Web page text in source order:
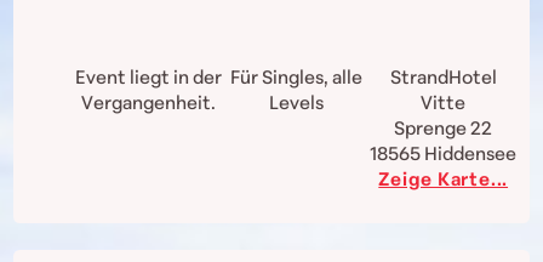
Event liegt in der
Vergangenheit.
Für Singles, alle
Levels
StrandHotel
Vitte
Sprenge 22
18565 Hiddensee
Zeige Karte...